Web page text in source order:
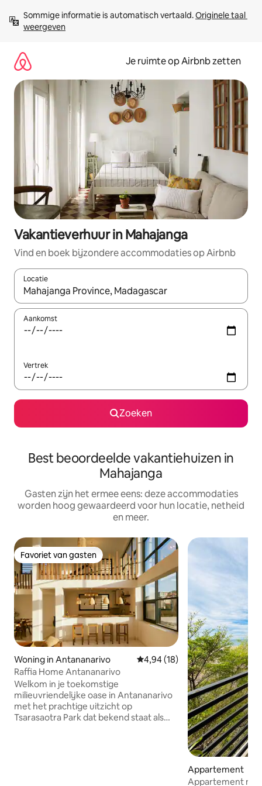
direct
naar
Sommige informatie is automatisch vertaald. Originele taal
weergeven
Je ruimte op Airbnb zetten
Vakantieverhuur in Mahajanga
Vind en boek bijzondere accommodaties op Airbnb
Locatie
Wanneer er suggesties beschikbaar zijn, maak je een keuze
Aankomst
Vertrek
Zoeken
Best beoordeelde vakantiehuizen in
Mahajanga
Gasten zijn het ermee eens: deze accommodaties
worden hoog gewaardeerd voor hun locatie, netheid
en meer.
Favoriet van gasten
Favoriet van gasten
Woning in Antananarivo Gemiddelde beoordeling van
4,94 (18)
Raffia Home Antananarivo
Welkom in je toekomstige
milieuvriendelijke oase in Antananarivo
met het prachtige uitzicht op
Tsarasaotra Park dat bekend staat als
Appartement
Appartement